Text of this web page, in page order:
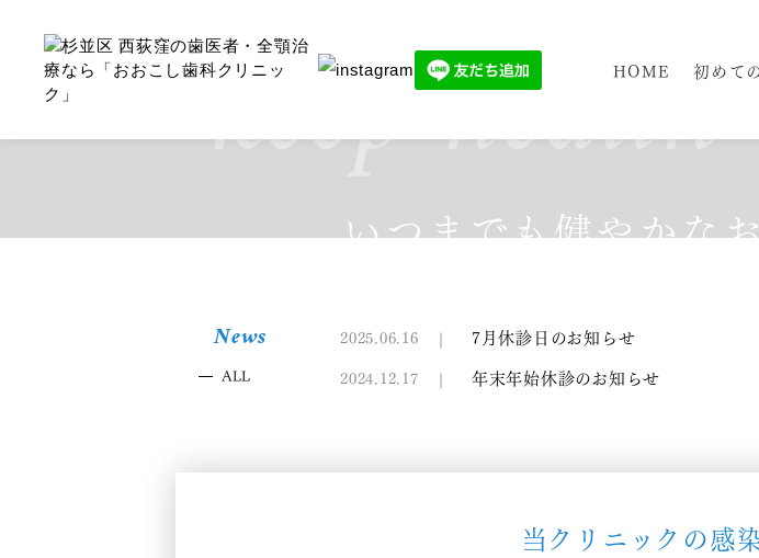
HOME 初めて
keep health
いつまでも健やかな
News
ALL
2025.06.16 7月休診日のお知らせ
2024.12.17 年末年始休診のお知らせ
当クリニックの感